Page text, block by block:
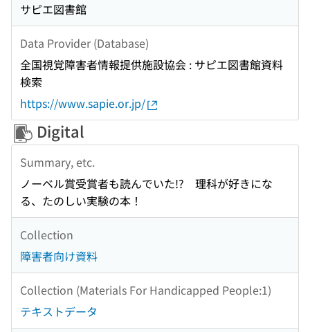
サピエ図書館
Data Provider (Database)
全国視覚障害者情報提供施設協会 : サピエ図書館資料
検索
https://www.sapie.or.jp/
Digital
Summary, etc.
ノーベル賞受賞者も読んでいた!? 理科が好きにな
る、たのしい実験の本！
Collection
障害者向け資料
Collection (Materials For Handicapped People:1)
テキストデータ